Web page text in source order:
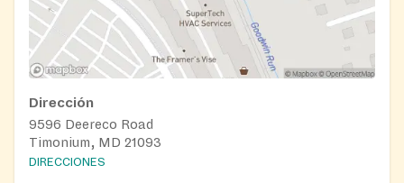
Dirección
9596 Deereco Road
Timonium, MD 21093
DIRECCIONES